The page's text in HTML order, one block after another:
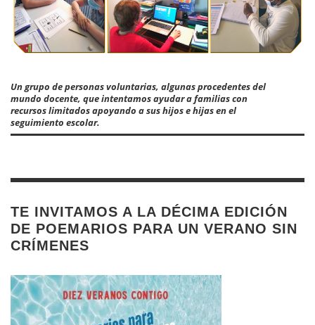
Un grupo de personas voluntarias, algunas procedentes del
mundo docente, que intentamos ayudar a familias con
recursos limitados apoyando a sus hijos e hijas en el
seguimiento escolar.
TE INVITAMOS A LA DÉCIMA EDICIÓN
DE POEMARIOS PARA UN VERANO SIN
CRÍMENES